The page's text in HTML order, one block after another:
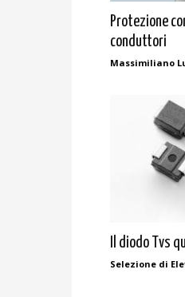
Protezione
conduttori
Massimiliano
Il diodo Tvs
Selezione di